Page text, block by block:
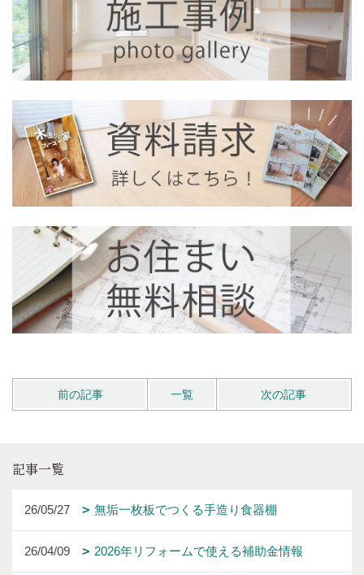
前の記事 一覧 次の記事
記事一覧
26/05/27 無垢一枚板でつくる手造り食器棚
26/04/09 2026年リフォームで使える補助金情報